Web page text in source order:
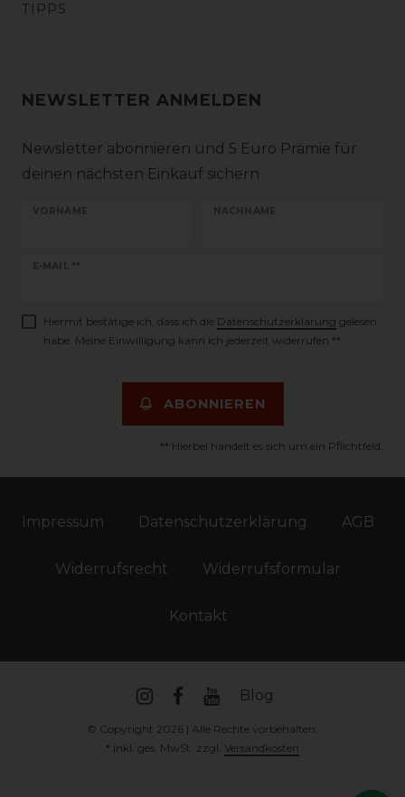
TIPPS
NEWSLETTER ANMELDEN
Newsletter abonnieren und 5 Euro Prämie für
deinen nächsten Einkauf sichern
VORNAME NACHNAME
E-MAIL **
Newsletter
Hiermit bestätige ich, dass ich die Daten­schutz­erklärung gelesen
habe. Meine Einwilligung kann ich jederzeit widerrufen.**
ABONNIEREN
** Hierbei handelt es sich um ein Pflichtfeld.
Impressum Daten­schutz­erklärung AGB
Widerrufs­recht Widerrufs­formular
Kontakt
Blog
© Copyright 2026 | Alle Rechte vorbehalten.
* inkl. ges. MwSt. zzgl. Versandkosten